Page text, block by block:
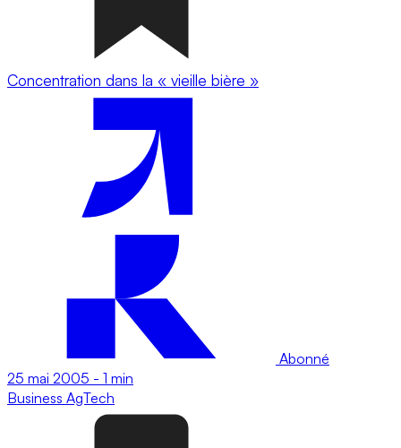
Concentration dans la « vieille bière »
Abonné
25 mai 2005 - 1 min
Business AgTech